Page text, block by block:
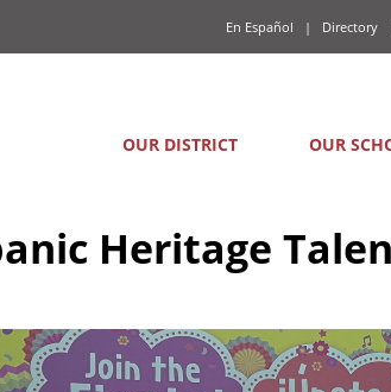
Quick
Links
En Español Directory
Main
OUR DISTRICT OUR
Heritage